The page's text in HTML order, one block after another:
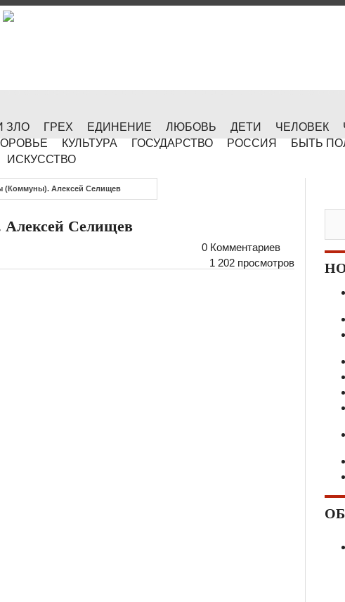
ЗЛО ГРЕХ ЕДИНЕНИЕ ЛЮБОВЬ ДЕТИ ЧЕЛОВЕК
КУЛЬТУРА ГОСУДАРСТВО РОССИЯ БЫТЬ
ИСКУССТВО
(Коммуны). Алексей Селищев
Селищев
0 Комментариев
1 202 просмотров